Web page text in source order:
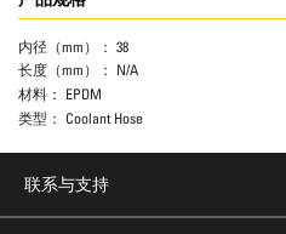
内径（mm）： 38
长度（mm）： N/A
材料： EPDM
类型： Coolant Hose
联系与支持